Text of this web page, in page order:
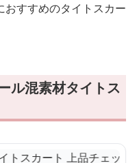
すすめのタイトスカー
ル混素材タイトス